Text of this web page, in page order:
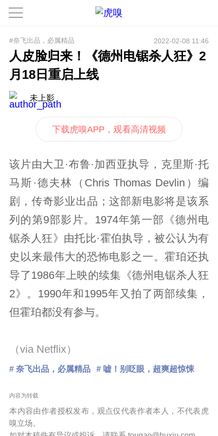
#奈飞出品，必属精品 2022-02-08 11:46
人皮脸归来！《德州电锯杀人狂》2
月18日重启上线
未上影
下载虎嗅APP，观看高清视频
该片由大卫·布鲁·加西亚执导，克里斯·托
马斯·德夫林（Chris Thomas Devlin）编
剧，传奇影业出品；这部新电影将是该系
列的第9部影片。1974年第一部《德州电
锯杀人狂》由托比·霍伯执导，被公认为有
史以来最伟大的恐怖电影之一。霍珀还执
导了1986年上映的续集《德州电锯杀人狂
2》。1990年和1995年又拍了两部续集，
但霍珀都没有参与。
（via Netflix）
# 奈飞出品，必属精品 # 嘘！别眨眼，超爽超惊悚
内容为转载
本内容由作者授权发布，观点仅代表作者本人，不代表虎
嗅立场。